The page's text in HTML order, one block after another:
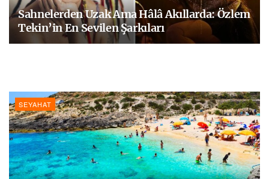
Sahnelerden Uzak Ama Hâlâ Akıllarda: Özlem
Tekin’in En Sevilen Şarkıları
SEYAHAT